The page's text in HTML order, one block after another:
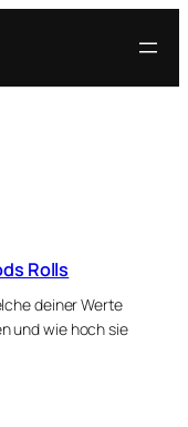
Rolls
deiner Werte
und wie hoch sie